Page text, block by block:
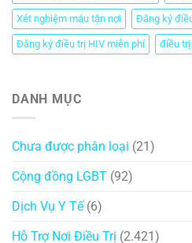
Xét nghiệm máu tận nơi Đăng ký
Đăng ký điều trị HIV miễn phí điều trị
DANH MỤC
Chưa được phân loại (21)
Cộng đồng LGBT (92)
Dịch Vụ Y Tế(6)
Hỗ Trợ Nơi Điều Trị (2.421)